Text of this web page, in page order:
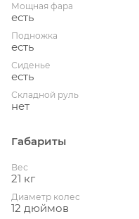
Мощная фара
есть
Подножка
есть
Сиденье
есть
Складной руль
нет
Габариты
Вес
21 кг
Диаметр колес
12 дюймов